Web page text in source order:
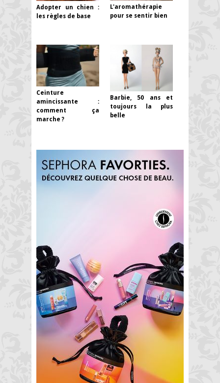
Adopter un chien :
les règles de base
L'aromathérapie
pour se sentir bien
Ceinture
amincissante :
comment ça
marche ?
Barbie, 50 ans et
toujours la plus
belle